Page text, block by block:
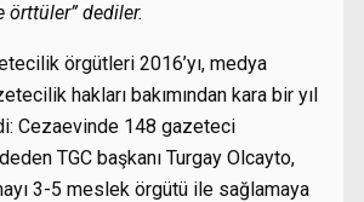
örttüler” dediler.
örgütleri 2016’yı, medya
hakları bakımından kara bir yıl
Cezaevinde 148 gazeteci
TGC başkanı Turgay Olcayto,
3-5 meslek örgütü ile sağlamaya